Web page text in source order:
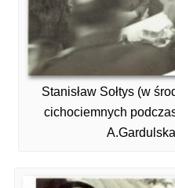
Stanisław Sołtys (w
cichociemnych